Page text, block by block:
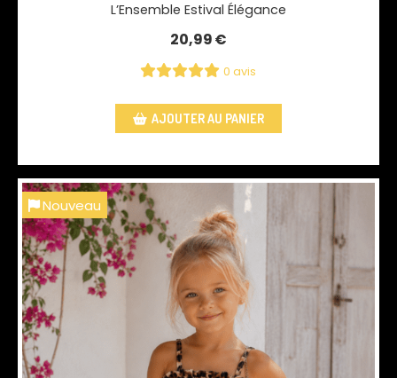
L’Ensemble Estival Élégance
20,99€
0 avis
AJOUTER AU PANIER
Nouveau